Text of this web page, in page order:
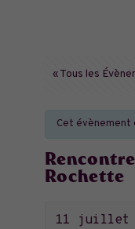
« Tous les
Cet évènement
Rochette
11 juillet